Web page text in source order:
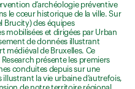
d’archéologie préventive
le cœur historique de la ville. Sur
Brucity) des équipes
mobilisées et dirigées par Urban
de données illustrant
médiéval de Bruxelles. Ce
présente les premiers
conduites depuis sur une
illustrant la vie urbaine d’autrefois,